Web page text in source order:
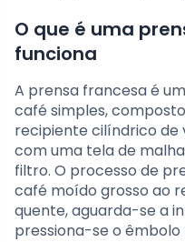
O que é uma
funciona
A prensa francesa é
café simples,
recipiente cilíndrico de
com uma tela de
filtro. O processo de
café moído grosso ao
quente, aguarda-se a
pressiona-se o